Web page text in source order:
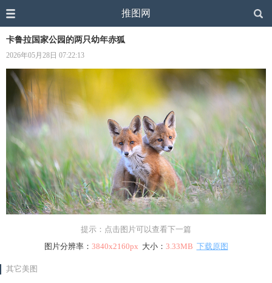
推图网
卡鲁拉国家公园的两只幼年赤狐
2026年05月28日 07:22:13
提示：点击图片可以查看下一篇
图片分辨率： 3840x2160px 大小： 3.33MB 下载原图
其它美图